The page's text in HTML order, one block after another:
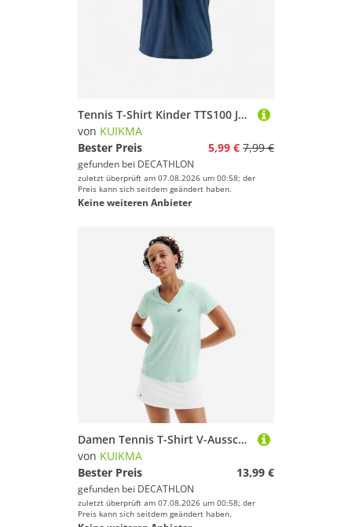
Griffband von Kuikma
Tennis-Taschen von Kuikma
Tennis T-Shirt Kinder TTS100 JR Club marineblau
von KUIKMA
Bester Preis
5,99 € 7,99 €
gefunden bei DECATHLON
zuletzt überprüft am 07.08.2026 um 00:58; der
Preis kann sich seitdem geändert haben.
Keine weiteren Anbieter
Damen Tennis T-Shirt V-Ausschnitt - Dry grün
von KUIKMA
Bester Preis
13,99 €
gefunden bei DECATHLON
zuletzt überprüft am 07.08.2026 um 00:58; der
Preis kann sich seitdem geändert haben.